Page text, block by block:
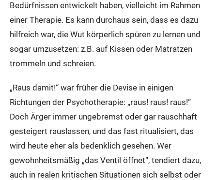
Bedürfnissen entwickelt haben, vielleicht im Rahmen
einer Therapie. Es kann durchaus sein, dass es dazu
hilfreich war, die Wut körperlich spüren zu lernen und
sogar umzusetzen: z.B. auf Kissen oder Matratzen
trommeln und schreien.
„Raus damit!“ war früher die Devise in einigen
Richtungen der Psychotherapie: „raus! raus! raus!“
Doch Ärger immer ungebremst oder gar rauschhaft
gesteigert rauslassen, und das fast ritualisiert, das
wird heute eher als bedenklich gesehen. Wer
gewohnheitsmäßig „das Ventil öffnet“, tendiert dazu,
auch in realen kritischen Situationen sich selbst oder